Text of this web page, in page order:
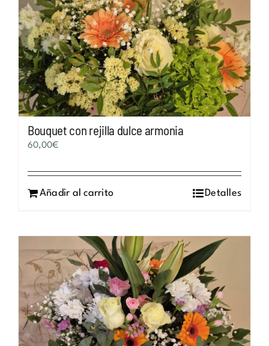
Bouquet con rejilla dulce armonia
60,00€
Añadir al carrito Detalles